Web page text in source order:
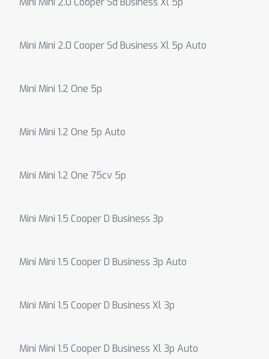
Mini Mini 2.0 Cooper Sd Business Xl 5p Auto
Mini Mini 1.2 One 5p
Mini Mini 1.2 One 5p Auto
Mini Mini 1.2 One 75cv 5p
Mini Mini 1.5 Cooper D Business 3p
Mini Mini 1.5 Cooper D Business 3p Auto
Mini Mini 1.5 Cooper D Business Xl 3p
Mini Mini 1.5 Cooper D Business Xl 3p Auto